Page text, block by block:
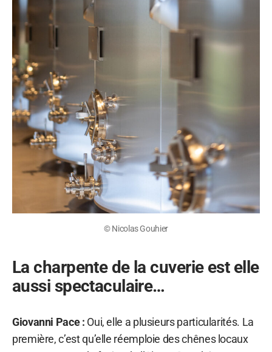
© Nicolas Gouhier
La charpente de la cuverie est elle
aussi spectaculaire…
Giovanni Pace : Oui, elle a plusieurs particularités. La
première, c’est qu’elle réemploie des chênes locaux